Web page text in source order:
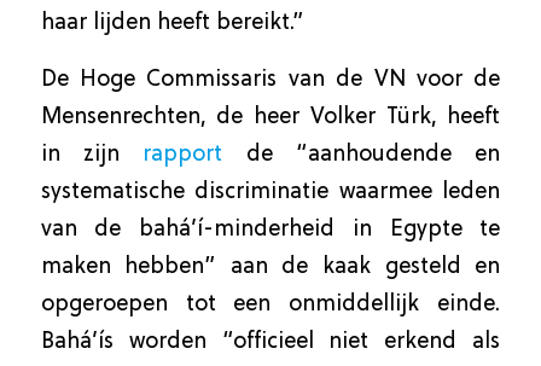
haar lijden heeft bereikt.”
De Hoge Commissaris van de VN voor de
Mensenrechten, de heer Volker Türk, heeft
in zijn rapport de “aanhoudende en
systematische discriminatie waarmee leden
van de bahá’í-minderheid in Egypte te
maken hebben” aan de kaak gesteld en
opgeroepen tot een onmiddellijk einde.
Bahá’ís worden “officieel niet erkend als